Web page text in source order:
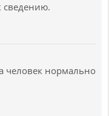
сведению.
человек нормально